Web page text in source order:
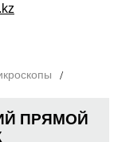
ПРЯМОЙ